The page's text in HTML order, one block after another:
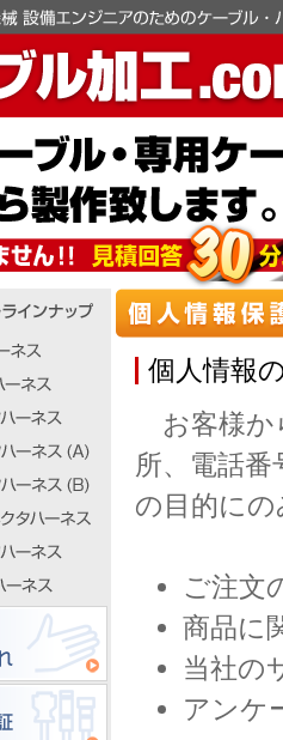
個人情報
お客様か
所、電話
の目的に
ご注文
商品に
当社の
アンケ